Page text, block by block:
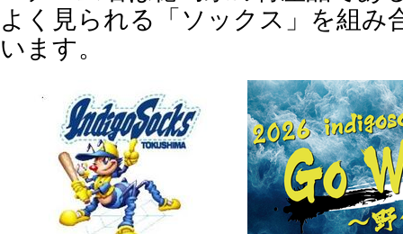
よく見られる「ソックス」を組み
います。